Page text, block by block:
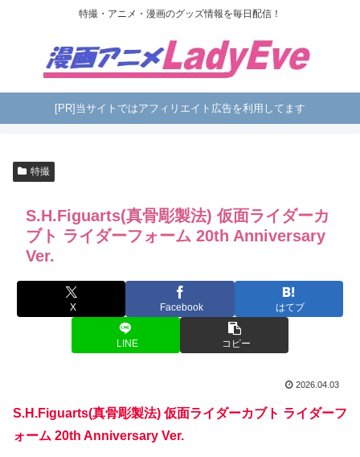
特撮・アニメ・漫画のグッズ情報を毎日配信！
[PR]当サイトではアフィリエイト広告を利用してます
特撮
S.H.Figuarts(真骨彫製法) 仮面ライダーカ
ブト ライダーフォーム 20th Anniversary
Ver.
X Facebook はてブ
LINE コピー
2026.04.03
S.H.Figuarts(真骨彫製法) 仮面ライダーカブト ライダーフ
ォーム 20th Anniversary Ver.